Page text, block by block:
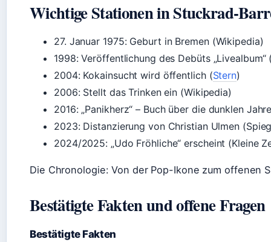
Wichtige Stationen in Stuckrad-
27. Januar 1975: Geburt in Bremen (Wikipedia)
1998: Veröffentlichung des Debüts „Livealbum“
2004: Kokainsucht wird öffentlich (Stern)
2006: Stellt das Trinken ein (Wikipedia)
2016: „Panikherz“ – Buch über die dunklen
2023: Distanzierung von Christian Ulmen
2024/2025: „Udo Fröhliche“ erscheint (Kleine
Die Chronologie: Von der Pop-Ikone zum offenen
Bestätigte Fakten und offene Fragen
Bestätigte Fakten